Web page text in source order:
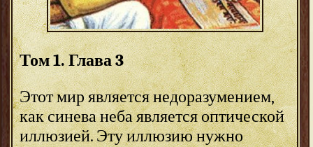
Том 1. Глава 3
Этот мир является недоразумением,
как синева неба является оптической
иллюзией. Эту иллюзию нужно